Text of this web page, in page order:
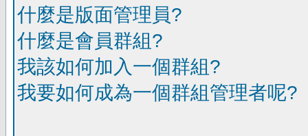
什麼是版面管理員?
什麼是會員群組?
我該如何加入一個群組?
我要如何成為一個群組管理者呢?